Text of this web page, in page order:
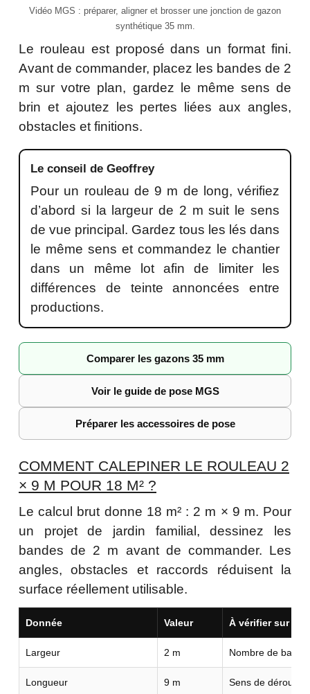
Vidéo MGS : préparer, aligner et brosser une jonction de gazon
synthétique 35 mm.
Le rouleau est proposé dans un format fini.
Avant de commander, placez les bandes de 2
m sur votre plan, gardez le même sens de
brin et ajoutez les pertes liées aux angles,
obstacles et finitions.
Le conseil de Geoffrey
Pour un rouleau de 9 m de long, vérifiez
d’abord si la largeur de 2 m suit le sens
de vue principal. Gardez tous les lés dans
le même sens et commandez le chantier
dans un même lot afin de limiter les
différences de teinte annoncées entre
productions.
Comparer les gazons 35 mm
Voir le guide de pose MGS
Préparer les accessoires de pose
COMMENT CALEPINER LE ROULEAU 2
× 9 M POUR 18 M² ?
Le calcul brut donne 18 m² : 2 m × 9 m. Pour
un projet de jardin familial, dessinez les
bandes de 2 m avant de commander. Les
angles, obstacles et raccords réduisent la
surface réellement utilisable.
Donnée Valeur À vérifier sur
Largeur 2 m Nombre de
Longueur 9 m Sens de